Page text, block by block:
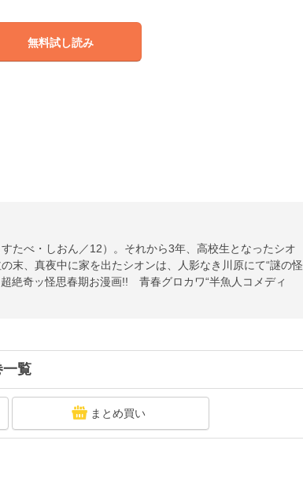
無料試し読み
たべ・しおん／12）。それから3年、高校生となったシオ
末、真夜中に家を出たシオンは、人影なき川原にて“謎の怪
奇ッ怪思春期お漫画!! 青春グロカワ“半魚人コメディ
一覧
まとめ買い